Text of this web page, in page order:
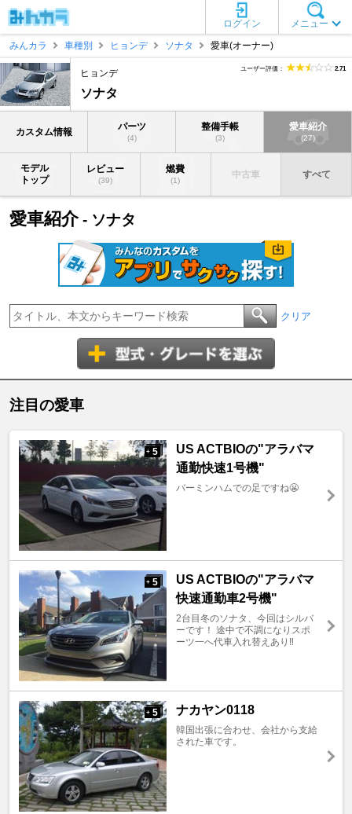
メニュー
ログイン
みんカラ
車種別 ヒョンデ ソナタ 愛車(オーナー)
ヒョンデ
ソナタ
ユーザー評価： 2.71
カスタム情報 パーツ
(4)
整備手帳
(3)
愛車紹介
(27)
モデル
トップ
レビュー
(39)
燃費
(1)
中古車 すべて
愛車紹介- ソナタ
クリア
注目の愛車
+ 5
US ACTBIOの"アラバマ
通勤快速1号機"
バーミンハムでの足ですね😬
+ 5
US ACTBIOの"アラバマ
快速通勤車2号機"
2台目冬のソナタ、今回はシルバ
ーです！ 途中で不調になりスポ
ーツ一へ代車入れ替えあり‼️
+ 5 ナカヤン0118
韓国出張に合わせ、会社から支給
された車です。